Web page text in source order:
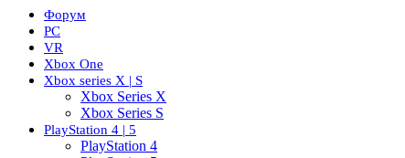
Форум
PC
VR
Xbox One
Xbox series X | S
Xbox Series X
Xbox Series S
PlayStation 4 | 5
PlayStation 4